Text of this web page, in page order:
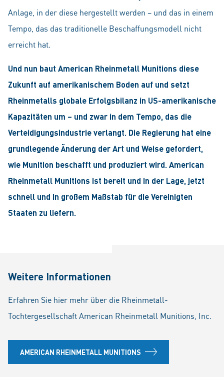
Anlage, in der diese hergestellt werden – und das in einem
Tempo, das das traditionelle Beschaffungsmodell nicht
erreicht hat.
Und nun baut American Rheinmetall Munitions diese
Zukunft auf amerikanischem Boden auf und setzt
Rheinmetalls globale Erfolgsbilanz in US-amerikanische
Kapazitäten um – und zwar in dem Tempo, das die
Verteidigungsindustrie verlangt. Die Regierung hat eine
grundlegende Änderung der Art und Weise gefordert,
wie Munition beschafft und produziert wird. American
Rheinmetall Munitions ist bereit und in der Lage, jetzt
schnell und in großem Maßstab für die Vereinigten
Staaten zu liefern.
Weitere Informationen
Erfahren Sie hier mehr über die Rheinmetall-
Tochtergesellschaft American Rheinmetall Munitions, Inc.
AMERICAN RHEINMETALL MUNITIONS